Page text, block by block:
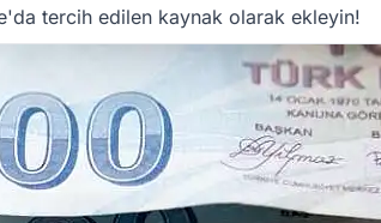
tercih edilen kaynak olarak ekleyin!